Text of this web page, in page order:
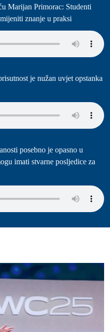
Marijan Primorac: Studenti
znanje u praksi
je nužan uvjet opstanka
posebno je opasno u
imati stvarne posljedice za